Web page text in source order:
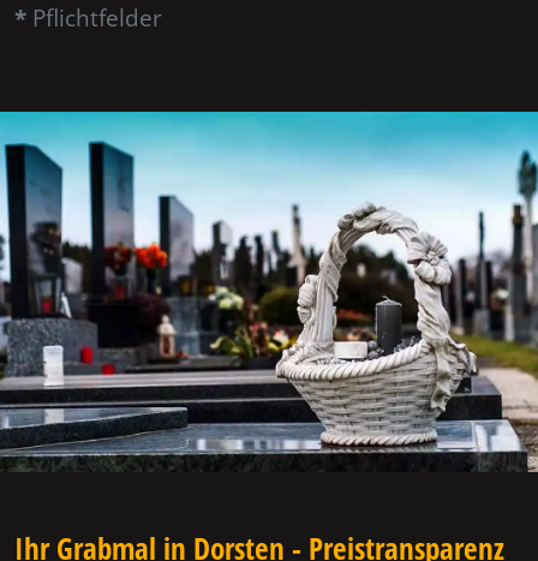
* Pflichtfelder
Ihr Grabmal in Dorsten - Preistransparenz